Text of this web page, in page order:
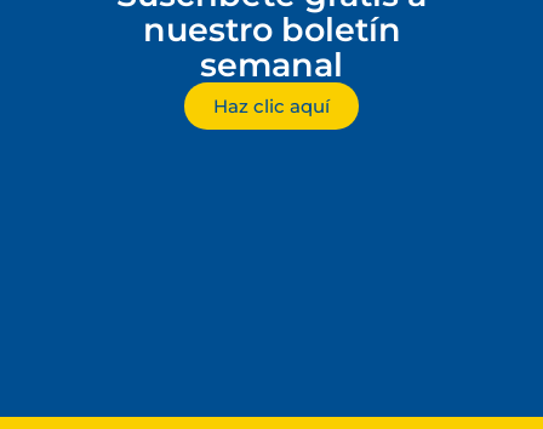
nuestro boletín
semanal
Haz clic aquí